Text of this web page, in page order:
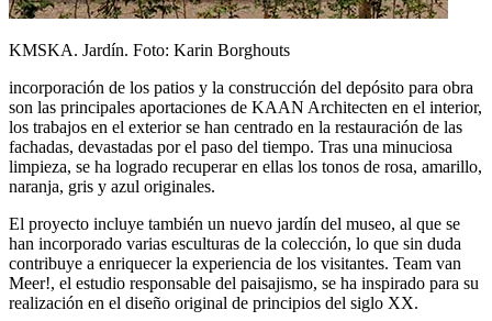
KMSKA. Jardín. Foto: Karin Borghouts
incorporación de los patios y la construcción del depósito para obra
son las principales aportaciones de KAAN Architecten en el interior,
los trabajos en el exterior se han centrado en la restauración de las
fachadas, devastadas por el paso del tiempo. Tras una minuciosa
limpieza, se ha logrado recuperar en ellas los tonos de rosa, amarillo,
naranja, gris y azul originales.
El proyecto incluye también un nuevo jardín del museo, al que se
han incorporado varias esculturas de la colección, lo que sin duda
contribuye a enriquecer la experiencia de los visitantes. Team van
Meer!, el estudio responsable del paisajismo, se ha inspirado para su
realización en el diseño original de principios del siglo XX.